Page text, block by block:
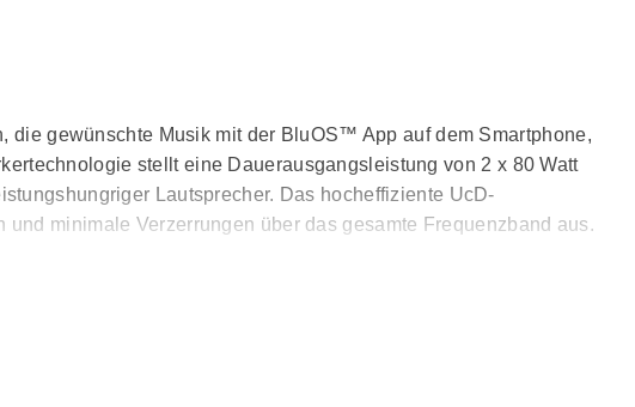
gewünschte Musik mit der BluOS™ App auf dem Smartphone,
stellt eine Dauerausgangsleistung von 2 x 80 Watt
Lautsprecher. Das hocheffiziente UcD-
minimale Verzerrungen über das gesamte Frequenzband aus.
12,7 Zentimeter großes Farbdisplay integriert ist. Über die im